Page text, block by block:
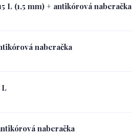
L (1,5 mm) + antikórová naberačka
naberačka
naberačka